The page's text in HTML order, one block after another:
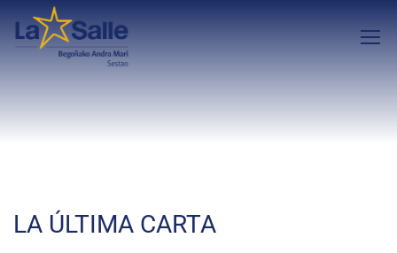
LA ÚLTIMA CARTA